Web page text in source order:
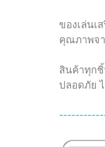
ของเล่นเ
คุณภาพจา
สินค้าทุก
ปลอดภัย